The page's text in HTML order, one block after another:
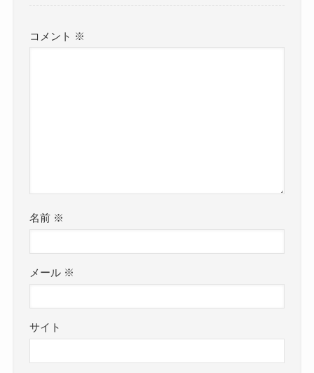
コメント ※
名前 ※
メール ※
サイト